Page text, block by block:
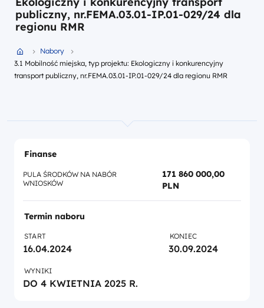
publiczny, nr.FEMA.03.01-IP.01-029/24 dla
regionu RMR
Przejdź do strony głównej portalu
Nabory
3.1 Mobilność miejska, typ projektu: Ekologiczny i konkurencyjny
transport publiczny, nr.FEMA.03.01-IP.01-029/24 dla regionu RMR
Finanse
PULA ŚRODKÓW NA NABÓR
WNIOSKÓW
171 860 000,00
PLN
Termin naboru
START
16.04.2024
KONIEC
30.09.2024
WYNIKI
DO 4 KWIETNIA 2025 R.